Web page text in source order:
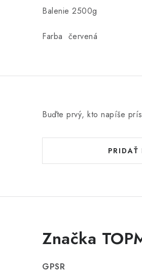
Balenie 2500g
Farba červená
Buďte prvý, kto napíše
PRIDAŤ
Značka
GPSR